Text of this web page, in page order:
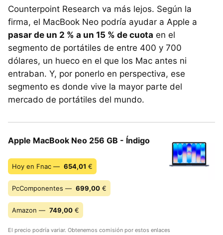
Counterpoint Research va más lejos. Según la
firma, el MacBook Neo podría ayudar a Apple a
pasar de un 2 % a un 15 % de cuota en el
segmento de portátiles de entre 400 y 700
dólares, un hueco en el que los Mac antes ni
entraban. Y, por ponerlo en perspectiva, ese
segmento es donde vive la mayor parte del
mercado de portátiles del mundo.
Apple MacBook Neo 256 GB - Índigo
Hoy en Fnac — 654,01 €
PcComponentes — 699,00 €
Amazon — 749,00 €
El precio podría variar. Obtenemos comisión por estos enlaces